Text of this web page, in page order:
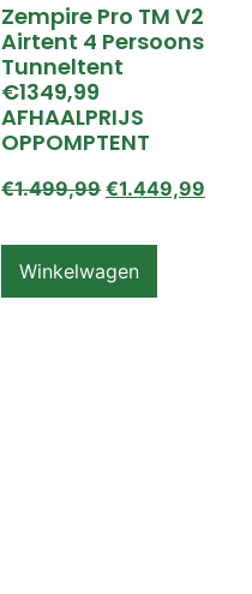
Zempire Pro TM V2
Airtent 4 Persoons
Tunneltent
€1349,99
AFHAALPRIJS
OPPOMPTENT
€1.499,99 €1.449,99
Winkelwagen